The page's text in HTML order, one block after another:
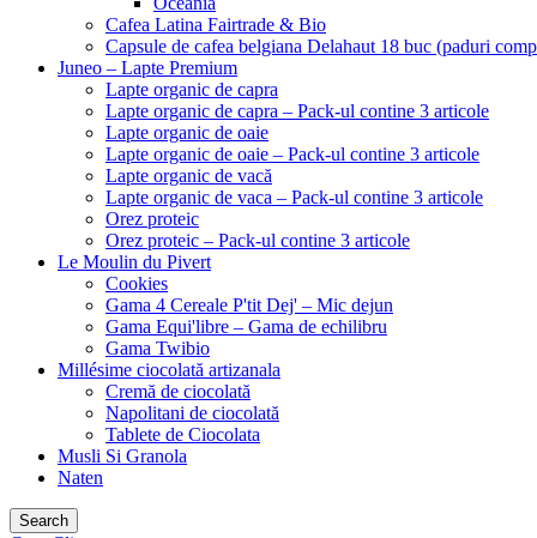
Cafea Latina Fairtrade & Bio
Capsule de cafea belgiana Delahaut 18 buc (paduri
Juneo – Lapte Premium
Lapte organic de capra
Lapte organic de capra – Pack-ul contine 3 articole
Lapte organic de oaie
Lapte organic de oaie – Pack-ul contine 3 articole
Lapte organic de vacă
Lapte organic de vaca – Pack-ul contine 3 articole
Orez proteic
Orez proteic – Pack-ul contine 3 articole
Le Moulin du Pivert
Cookies
Gama 4 Cereale P'tit Dej' – Mic dejun
Gama Equi'libre – Gama de echilibru
Gama Twibio
Millésime ciocolată artizanala
Cremă de ciocolată
Napolitani de ciocolată
Tablete de Ciocolata
Musli Si Granola
Naten
Search